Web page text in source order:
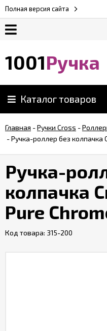
Полная версия сайта
Возврат
Обзоры
ручек
Контакты
1001Ручка
Каталог товаров
Главная -Ручки Cross -
-Ручка-роллер без колпачка
Ручка-
колпачка
Pure
Код товара: 315-200